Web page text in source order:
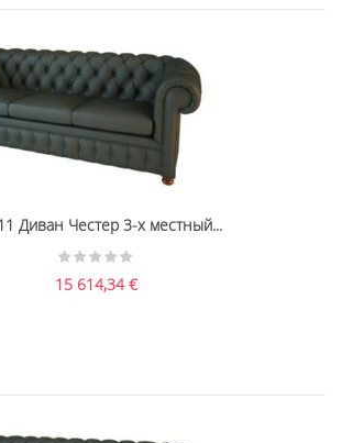
Диван Честер 3-х местный...
15 614,34€